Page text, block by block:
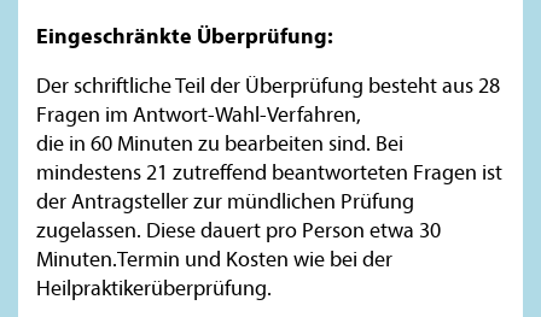
Eingeschränkte Überprüfung:
Der schriftliche Teil der Überprüfung besteht aus 28
Fragen im Antwort-Wahl-Verfahren,
die in 60 Minuten zu bearbeiten sind. Bei
mindestens 21 zutreffend beantworteten Fragen ist
der Antragsteller zur mündlichen Prüfung
zugelassen. Diese dauert pro Person etwa 30
Minuten.Termin und Kosten wie bei der
Heilpraktikerüberprüfung.